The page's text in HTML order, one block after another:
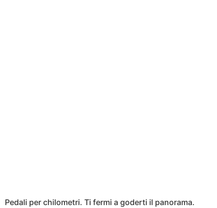
Pedali per chilometri. Ti fermi a goderti il panorama.